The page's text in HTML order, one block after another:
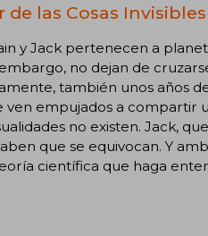
de las Cosas
y Jack pertenecen a
embargo, no dejan de
también unos años
ven empujados a compartir
no existen. Jack,
que se equivocan. Y
científica que haga